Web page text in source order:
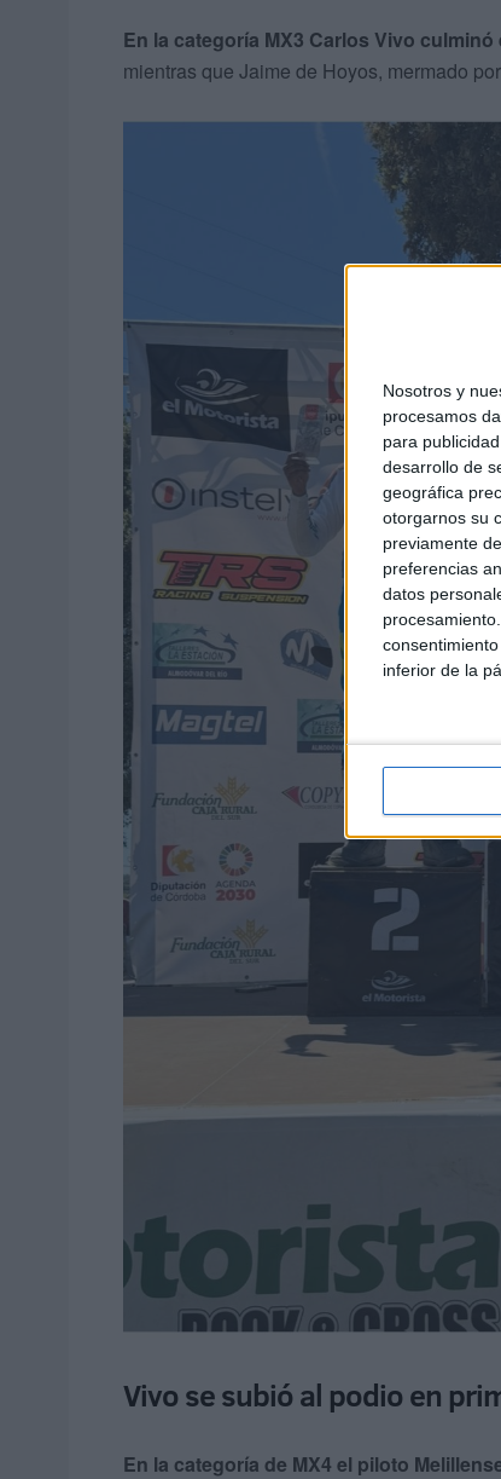
Nosotros y
procesamos
para
desarrollo de
geográfica
otorgarnos su
previamente
preferencias
datos
inferior de la
En la categoría MX3 Carlos Vivo
mientras que Jaime de Hoyos, mermado
Vivo se subió al podio en
En la categoría de MX4 el piloto